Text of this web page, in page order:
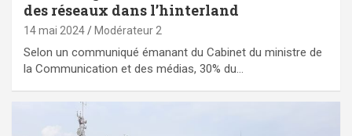
des réseaux dans l’hinterland
14 mai 2024 Modérateur 2
Selon un communiqué émanant du Cabinet du ministre de
la Communication et des médias, 30% du…